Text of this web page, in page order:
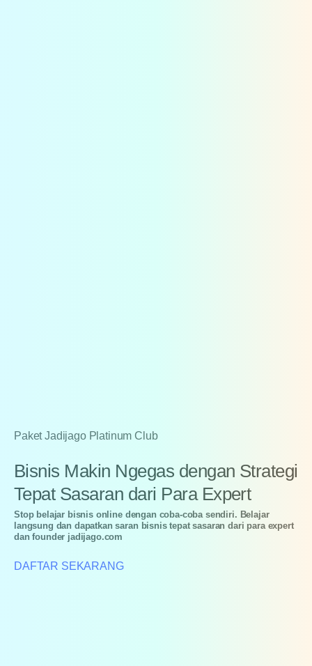
Paket Jadijago Platinum Club
Bisnis Makin Ngegas dengan Strategi
Tepat Sasaran dari Para Expert
Stop belajar bisnis online dengan coba-coba sendiri. Belajar
langsung dan dapatkan saran bisnis tepat sasaran dari para expert
dan founder jadijago.com
DAFTAR SEKARANG